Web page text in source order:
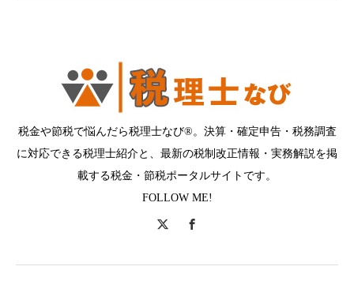
税金や節税で悩んだら税理士なび®。決算・確定申告・税務調査
に対応できる税理士紹介と、最新の税制改正情報・実務解説を掲
載する税金・節税ポータルサイトです。
FOLLOW ME!